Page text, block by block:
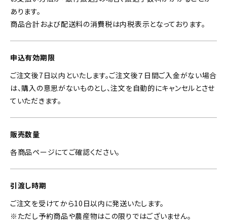
あります。
商品合計および配送料の消費税は内税表示となっております。
申込有効期限
ご注文後7日以内といたします。ご注文後７日間ご入金がない場合
は、購入の意思がないものとし、注文を自動的にキャンセルとさせ
ていただきます。
販売数量
各商品ページにてご確認ください。
引渡し時期
ご注文を受けてから10日以内に発送いたします。
※ただし予約商品や農産物はこの限りではございません。